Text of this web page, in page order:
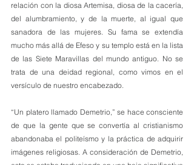
relación con la diosa Artemisa, diosa de la cacería,
del alumbramiento, y de la muerte, al igual que
sanadora de las mujeres. Su fama se extendía
mucho más allá de Efeso y su templo está en la lista
de las Siete Maravillas del mundo antiguo. No se
trata de una deidad regional, como vimos en el
versículo de nuestro encabezado.
“Un platero llamado Demetrio,” se hace consciente
de que la gente que se convertía al cristianismo
abandonaba el politeísmo y la práctica de adquirir
imágenes religiosas. A consideración de Demetrio,